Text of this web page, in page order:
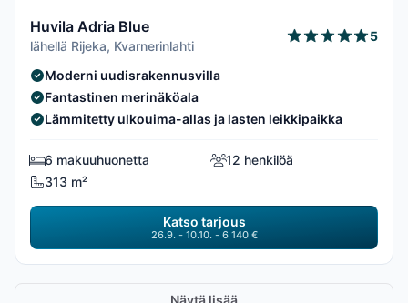
Huvila Adria Blue
lähellä Rijeka, Kvarnerinlahti
5
Moderni uudisrakennusvilla
Fantastinen merinäköala
Lämmitetty ulkouima-allas ja lasten leikkipaikka
6 makuuhuonetta
12 henkilöä
313 m²
Katso tarjous
26.9. - 10.10. - 6 140 €
Näytä lisää